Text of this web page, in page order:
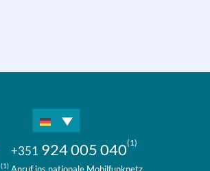
+351 924 005 040(1)
(1)Anruf ins nationale Mobilfunknetz